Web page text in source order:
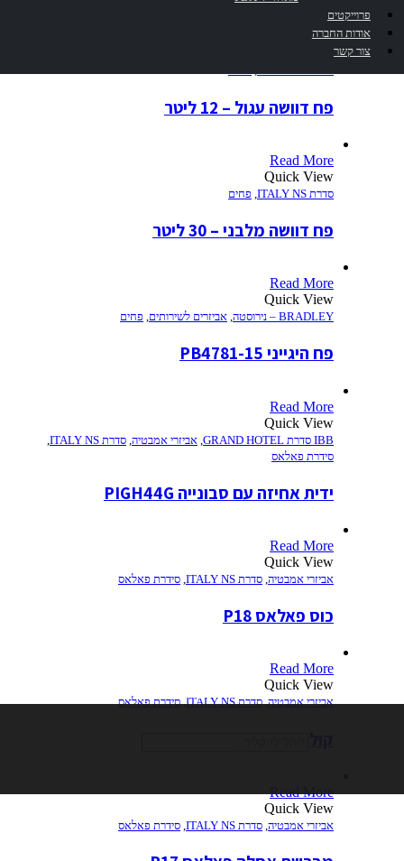
פרוייקטים
אודות החברה
צור קשר
Read More
פח דוושה עגול – 12 ליטר
Read More
Quick View
סדרת ITALY NS פחים
פח דוושה מלבני – 30 ליטר
Read More
Quick View
BRADLEY – נירוסטה , אביזרים לשירותים, פחים
פח היגייני PB4781-15
Read More
Quick View
IBB סדרת GRAND HOTEL אביזרי אמבטיה סדרת ITALY NS
סידרת פאלאס
ידית אחיזה עם סבונייה PIGH44G
Read More
Quick View
אביזרי אמבטיה סדרת ITALY NS סידרת פאלאס
כוס פאלאס P18
Read More
Quick View
אביזרי אמבטיה,סדרת ITALY NS ,סידרת פאלאס
Read More
Quick View
אביזרי אמבטיה סדרת ITALY NS סידרת פאלאס